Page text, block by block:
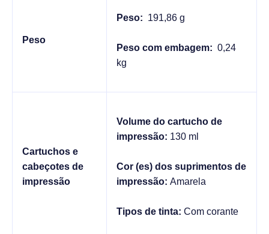
Peso
Peso: 191,86 g
Peso com embagem: 0,24
kg
Cartuchos e
cabeçotes de
impressão
Volume do cartucho de
impressão: 130 ml
Cor (es) dos suprimentos de
impressão: Amarela
Tipos de tinta: Com corante